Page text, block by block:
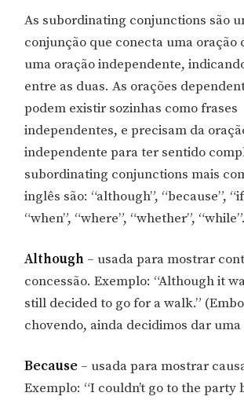
As subordinating conjunctions são
conjunção que conecta uma oração
uma oração independente,
entre as duas. As orações
podem existir sozinhas como frases
independentes, e precisam da
independente para ter sentido
subordinating conjunctions mais
inglês são: “although”, “because”,
“when”, “where”, “whether”, “while”.
Although – usada para mostrar
concessão. Exemplo: “Although it
still decided to go for a walk.”
chovendo, ainda decidimos dar
Because – usada para mostrar
Exemplo: “I couldn’t go to the party